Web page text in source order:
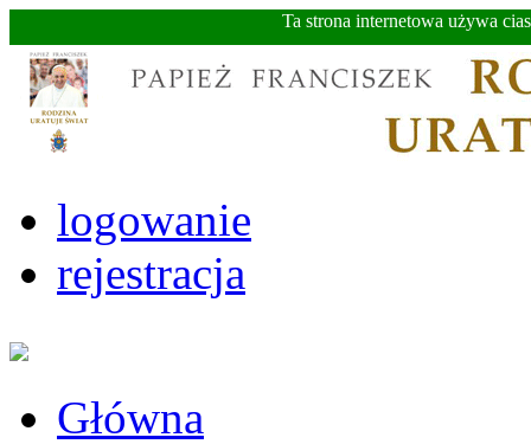
Ta strona internetowa używa
logowanie
rejestracja
Główna